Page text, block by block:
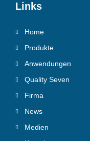
Links
Home
Produkte
Anwendungen
Quality Seven
Firma
News
Medien